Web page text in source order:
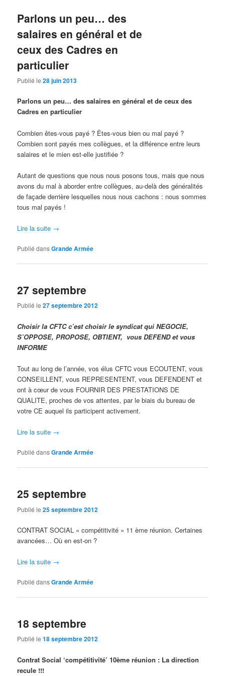
Parlons un peu… des
salaires en général et de
ceux des Cadres en
particulier
Publié le28 juin 2013
Parlons un peu… des salaires en général et de ceux des
Cadres en particulier
Combien êtes-vous payé ? Êtes-vous bien ou mal payé ?
Combien sont payés mes collègues, et la différence entre leurs
salaires et le mien est-elle justifiée ?
Autant de questions que nous nous posons tous, mais que nous
avons du mal à aborder entre collègues, au-delà des généralités
de façade derrière lesquelles nous nous cachons : nous sommes
tous mal payés !
Lire la suite →
Publié dansGrande Armée
27 septembre
Publié le27 septembre 2012
Choisir la CFTC c’est choisir le syndicat qui NEGOCIE,
S’OPPOSE, PROPOSE, OBTIENT, vous DEFEND et vous
INFORME
Tout au long de l’année, vos élus CFTC vous ECOUTENT, vous
CONSEILLENT, vous REPRESENTENT, vous DEFENDENT et
ont à cœur de vous FOURNIR DES PRESTATIONS DE
QUALITE, proches de vos attentes, par le biais du bureau de
votre CE auquel ils participent activement.
Lire la suite →
Publié dansGrande Armée
25 septembre
Publié le25 septembre 2012
CONTRAT SOCIAL « compétitivité » 11 ème réunion. Certaines
avancées… Où en est-on ?
Lire la suite →
Publié dansGrande Armée
18 septembre
Publié le18 septembre 2012
Contrat Social ‘compétitivité’ 10ème réunion : La direction
recule !!!